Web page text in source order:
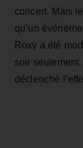
concert. Mais
qu’un
Roxy a été
soir
déclenché